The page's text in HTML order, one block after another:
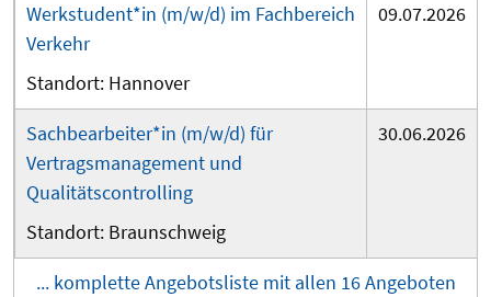
Werkstudent*in (m/w/d) im Fachbereich
Verkehr
Hannover
09.07.2026
Sachbearbeiter*in (m/w/d) für
Vertragsmanagement und
Qualitätscontrolling
Braunschweig
30.06.2026
... komplette Angebotsliste mit allen 16 Angeboten